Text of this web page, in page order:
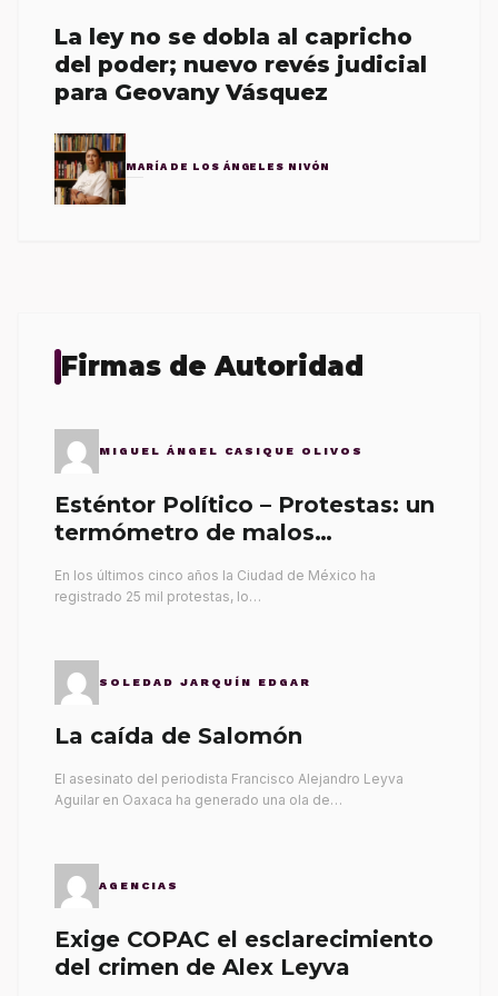
La ley no se dobla al capricho
del poder; nuevo revés judicial
para Geovany Vásquez
MARÍA DE LOS ÁNGELES NIVÓN
Firmas de Autoridad
MIGUEL ÁNGEL CASIQUE OLIVOS
Esténtor Político – Protestas: un
termómetro de malos
En los últimos cinco años la Ciudad de México ha
registrado 25 mil protestas, lo…
SOLEDAD JARQUÍN EDGAR
La caída de Salomón
El asesinato del periodista Francisco Alejandro Leyva
Aguilar en Oaxaca ha generado una ola de…
AGENCIAS
Exige COPAC el esclarecimiento
del crimen de Alex Leyva